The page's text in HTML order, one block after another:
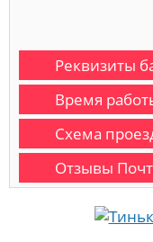
Реквизиты
Время
Схема
Отзывы